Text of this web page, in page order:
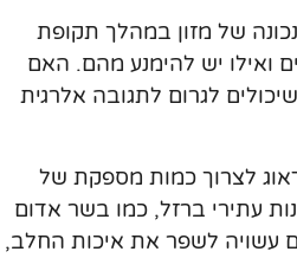
של מזון במהלך תקופת
ואילו יש להימנע מהם. האם
לגרום לתגובה אלרגית
לצרוך כמות מספקת של
עתירי ברזל, כמו בשר אדום
עשויה לשפר את איכות החלב,